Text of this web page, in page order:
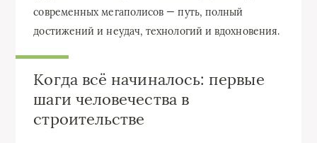
современных мегаполисов — путь, полный
достижений и неудач, технологий и вдохновения.
Когда всё начиналось: первые
шаги человечества в
строительстве